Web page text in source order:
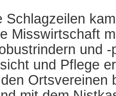
Schlagzeilen
Misswirtschaft
und
und Pflege
Ortsvereinen